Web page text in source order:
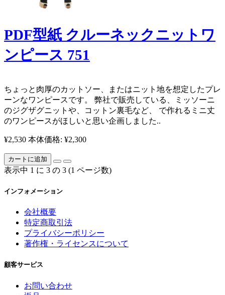
PDF型紙 クルーネックニットワ
ンピース 751
ちょっと肉厚のカットソー、またはニット地を想定したプレ
ーンなワンピースです。 弊社で販売している、ミッソーニ
のジグザグニットや、コットン裏毛など、 で作れるミニ丈
のワンピースがほしいと思い企画しました..
¥2,530 本体価格: ¥2,300
カートに追加
表示中 1 に 3 の 3 (1 ページ数)
インフォメーション
会社概要
特定商取引法
プライバシーポリシー
著作権・ライセンスについて
顧客サービス
お問い合わせ